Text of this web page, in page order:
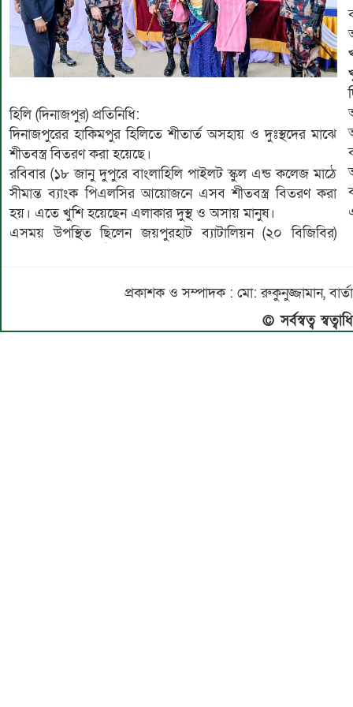
হিলি (দিনাজপুর) প্রতিনিধি:
দিনাজপুরের হাকিমপুর হিলিতে শীতার্ত অসহায় ও দুঃস্থদের মাঝে
শীতবস্ত্র বিতরণ করা হয়েছে।
রবিবার (১৮ জানু দুপুরে বাংলাহিলি পাইলট স্কুল এন্ড কলেজ মাঠে
সীমান্ত ব্যাংক পিএলসির আয়োজনে এসব শীতবস্ত্র বিতরণ করা
হয়। এতে খুশি হয়েছেন এলাকার দুস্থ ও অসায় মানুষ।
এসময় উপস্থিত ছিলেন জয়পুরহাট ব্যাটালিয়ন (২০ বিজিবির)
প্রকাশক ও সম্পাদক : মো: রুকুনুজ্জামান,
© সর্বস্বত্ব